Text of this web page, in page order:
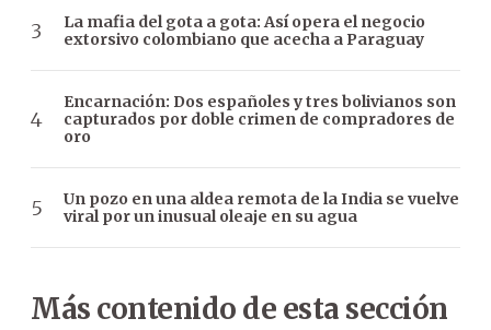
La mafia del gota a gota: Así opera el negocio
extorsivo colombiano que acecha a Paraguay
Encarnación: Dos españoles y tres bolivianos son
capturados por doble crimen de compradores de
oro
Un pozo en una aldea remota de la India se vuelve
viral por un inusual oleaje en su agua
Más contenido de esta sección